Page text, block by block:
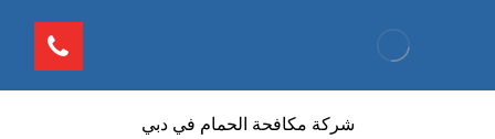
شركة مكافحة الحمام في دبي